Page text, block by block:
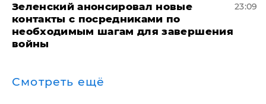
Зеленский анонсировал новые
контакты с посредниками по
необходимым шагам для завершения
войны
23:09
Смотреть ещё